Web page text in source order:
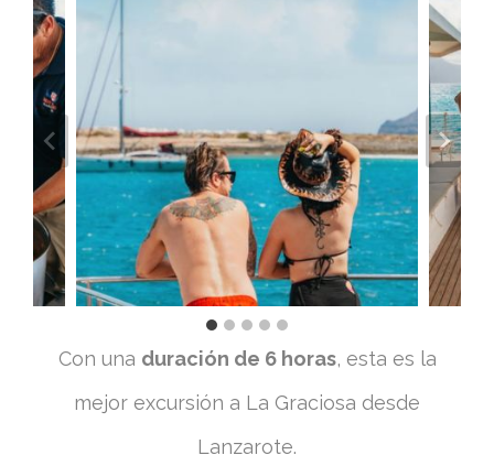
Con una duración de 6 horas, esta es la
mejor excursión a La Graciosa desde
Lanzarote.